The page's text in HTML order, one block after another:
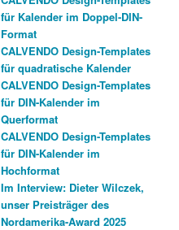
für Kalender im Doppel-DIN-
Format
CALVENDO Design-Templates
für quadratische Kalender
CALVENDO Design-Templates
für DIN-Kalender im
Querformat
CALVENDO Design-Templates
für DIN-Kalender im
Hochformat
Im Interview: Dieter Wilczek,
unser Preisträger des
Nordamerika-Award 2025